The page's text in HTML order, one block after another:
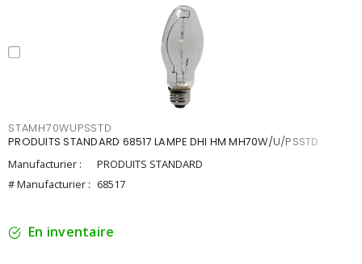
STAMH70WUPSSTD
PRODUITS STANDARD 68517 LAMPE DHI HM MH70W/U/PSSTD
Manufacturier :
PRODUITS STANDARD
# Manufacturier : 68517
En inventaire